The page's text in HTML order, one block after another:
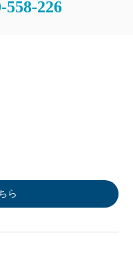
558-226
ら